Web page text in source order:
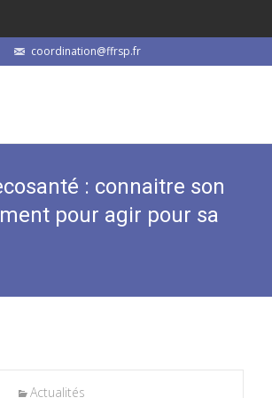
coordination@ffrsp.fr
: connaitre son
pour agir pour sa
Actualités